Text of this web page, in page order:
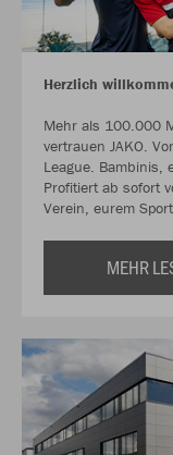
Herzlich
Mehr als 100.000
vertrauen JAKO.
League. Bambinis,
Profitiert ab sofort
Verein, eurem
MEHR